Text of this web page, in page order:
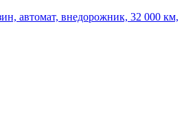
автомат, внедорожник, 32 000 км,